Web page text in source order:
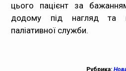
цього пацієнт за
додому під нагляд та
паліативної служби.
Рубрика: